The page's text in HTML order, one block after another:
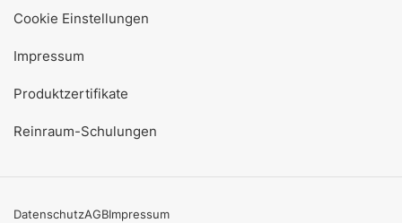
Cookie Einstellungen
Impressum
Produktzertifikate
Reinraum-Schulungen
DatenschutzAGBImpressum